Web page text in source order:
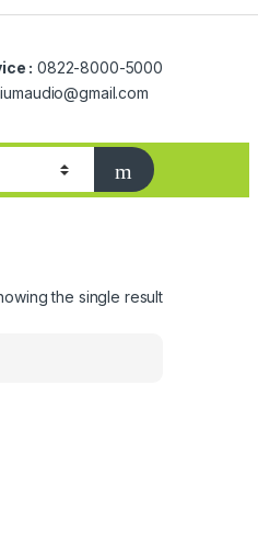
: 0822-8000-5000
the single result